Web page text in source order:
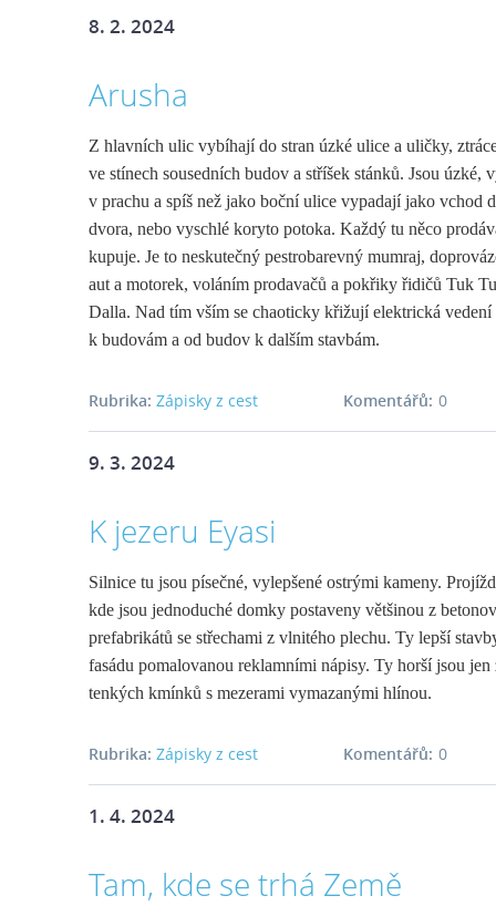
8. 2. 2024
Arusha
Z hlavních ulic vybíhají do stran úzké ulice a uličky,
ve stínech sousedních budov a stříšek stánků. Jsou úzké,
v prachu a spíš než jako boční ulice vypadají jako vchod
dvora, nebo vyschlé koryto potoka. Každý tu něco
kupuje. Je to neskutečný pestrobarevný mumraj,
aut a motorek, voláním prodavačů a pokřiky řidičů Tuk
Dalla. Nad tím vším se chaoticky křižují elektrická vedení
k budovám a od budov k dalším stavbám.
Rubrika: Zápisky z cest 0
Komentářů:
9. 3. 2024
K jezeru Eyasi
Silnice tu jsou písečné, vylepšené ostrými kameny.
kde jsou jednoduché domky postaveny většinou z
prefabrikátů se střechami z vlnitého plechu. Ty lepší
fasádu pomalovanou reklamními nápisy. Ty horší jsou jen
tenkých kmínků s mezerami vymazanými hlínou.
Rubrika: Zápisky z cest 0
Komentářů:
1. 4. 2024
Tam, kde se trhá Země